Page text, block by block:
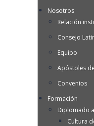
Nosotros
Relación
Consejo
Equipo
Apóstoles
Convenios
Formación
Diplomado
Cultura